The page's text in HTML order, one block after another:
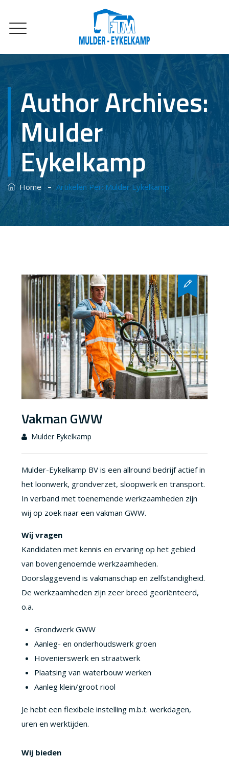
Author Archives:
Mulder
Eykelkamp
Home – Artikelen Per: Mulder Eykelkamp
Vakman GWW
Mulder Eykelkamp
Mulder-Eykelkamp BV is een allround bedrijf actief in
het loonwerk, grondverzet, sloopwerk en transport.
In verband met toenemende werkzaamheden zijn
wij op zoek naar een vakman GWW.
Wij vragen
Kandidaten met kennis en ervaring op het gebied
van bovengenoemde werkzaamheden.
Doorslaggevend is vakmanschap en zelfstandigheid.
De werkzaamheden zijn zeer breed georiënteerd,
o.a.
Grondwerk GWW
Aanleg- en onderhoudswerk groen
Hovenierswerk en straatwerk
Plaatsing van waterbouw werken
Aanleg klein/groot riool
Je hebt een flexibele instelling m.b.t. werkdagen,
uren en werktijden.
Wij bieden